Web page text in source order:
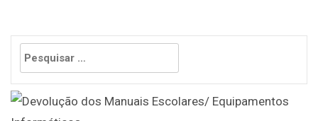
Pesquisar